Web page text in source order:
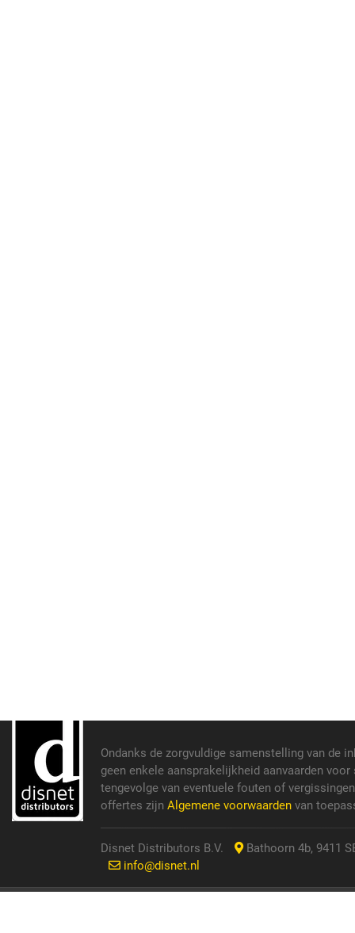
Ondanks de zorgvuldige samenstelling van de
geen enkele aansprakelijkheid aanvaarden
tengevolge van eventuele fouten of
offertes zijn Algemene voorwaarden van
Disnet Distributors B.V.
Bathoorn 4b, 9411
info@disnet.nl